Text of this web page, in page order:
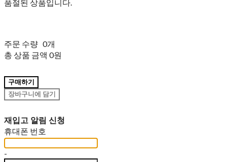
품절된 상품입니다.
주문 수량 0개
총 상품 금액 0원
구매하기
장바구니에 담기
재입고 알림 신청
휴대폰 번호
-